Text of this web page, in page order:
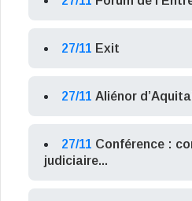
27/11 Exit
27/11 Aliénor
27/11 Conférence :
judiciaire...